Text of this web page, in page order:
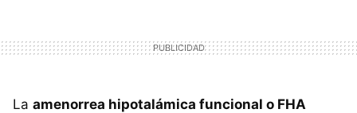
La amenorrea hipotalámica funcional o FHA